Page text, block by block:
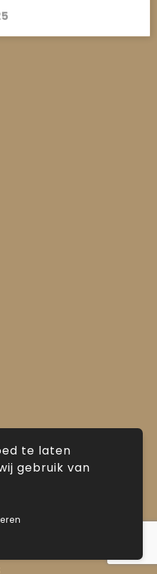
te laten
gebruik van